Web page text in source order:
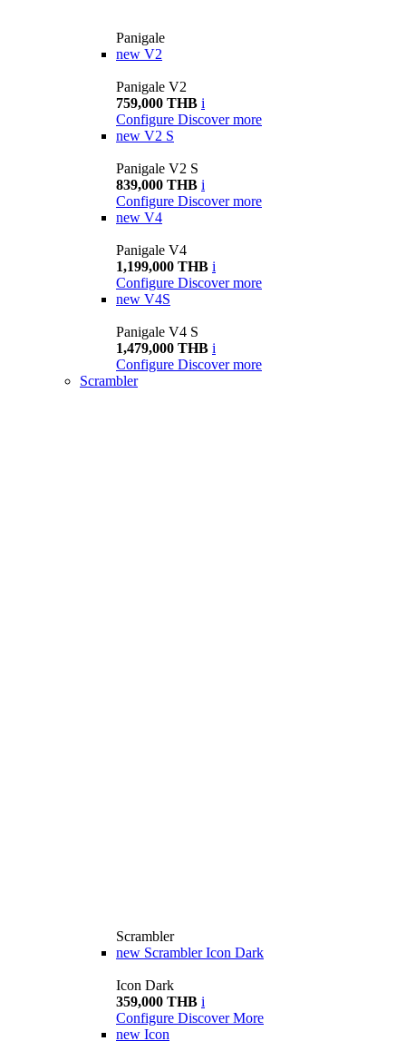
Panigale
new V2
Panigale V2
759,000 THB i
Configure Discover more
new V2 S
Panigale V2 S
839,000 THB i
Configure Discover more
new V4
Panigale V4
1,199,000 THB i
Configure Discover more
new V4S
Panigale V4 S
1,479,000 THB i
Configure Discover more
Scrambler
Scrambler
new Scrambler Icon Dark
Icon Dark
359,000 THB i
Configure Discover More
new Icon